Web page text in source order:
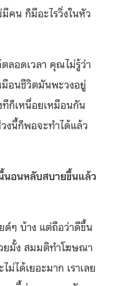
คน ก็มีอะไรวิ่งในหัว
ลอดเวลา คุณไม่รู้ว่า
อนชีวิตมันพะวงอยู่
ก็เหนื่อยเหมือนกัน
งนี้ก็พอจะทำได้แล้ว
นอนหลับสบายขึ้นแล้ว
ๆ บ้าง แต่ถือว่าดีขึ้น
วยมั้ง สมมติทำโฆษณา
ม่ได้เยอะมาก เราเลย